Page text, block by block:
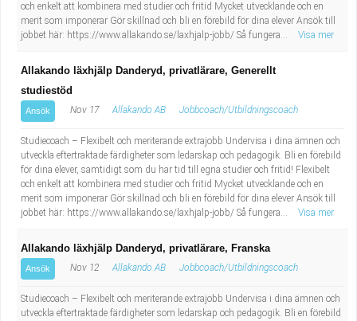
och enkelt att kombinera med studier och fritid Mycket utvecklande och en
merit som imponerar Gör skillnad och bli en förebild för dina elever Ansök till
jobbet här: https://www.allakando.se/laxhjalp-jobb/ Så fungera...
Visa mer
Allakando läxhjälp Danderyd, privatlärare, Generellt
studiestöd
Ansök Nov 17 Allakando AB Jobbcoach/Utbildningscoach
Studiecoach – Flexibelt och meriterande extrajobb Undervisa i dina ämnen och
utveckla eftertraktade färdigheter som ledarskap och pedagogik. Bli en förebild
för dina elever, samtidigt som du har tid till egna studier och fritid! Flexibelt
och enkelt att kombinera med studier och fritid Mycket utvecklande och en
merit som imponerar Gör skillnad och bli en förebild för dina elever Ansök till
jobbet här: https://www.allakando.se/laxhjalp-jobb/ Så fungera...
Visa mer
Allakando läxhjälp Danderyd, privatlärare, Franska
Ansök Nov 12 Allakando AB Jobbcoach/Utbildningscoach
Studiecoach – Flexibelt och meriterande extrajobb Undervisa i dina ämnen och
utveckla eftertraktade färdigheter som ledarskap och pedagogik. Bli en förebild